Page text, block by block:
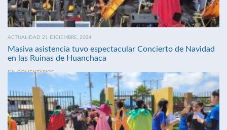
ACTUALIDAD 21 DICIEMBRE, 2024
Masiva asistencia tuvo espectacular Concierto de Navidad
en las Ruinas de Huanchaca
SIN COMENTARIOS